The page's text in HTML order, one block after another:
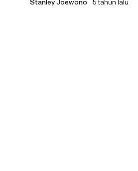
Stanley Joewono 5 tahun lalu